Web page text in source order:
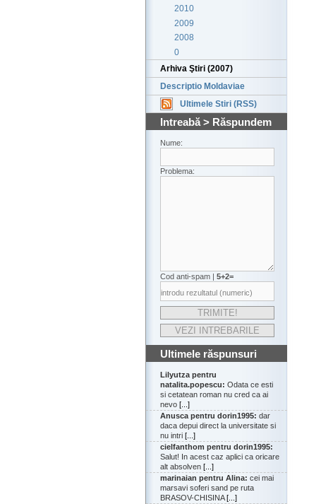
2010
2009
2008
0
Arhiva Ştiri (2007)
Descriptio Moldaviae
Ultimele Stiri (RSS)
Intreabă > Răspundem
Nume:
Problema:
Cod anti-spam | 5+2=
Ultimele răspunsuri
Lilyutza pentru
natalita.popescu: Odata ce esti
si cetatean roman nu cred ca ai
nevo [...]
Anusca pentru dorin1995: dar
daca depui direct la universitate si
nu intri [...]
cielfanthom pentru dorin1995:
Salut! In acest caz aplici ca oricare
alt absolven [...]
marinaian pentru Alina: cei mai
marsavi soferi sand pe ruta
BRASOV-CHISINA[...]